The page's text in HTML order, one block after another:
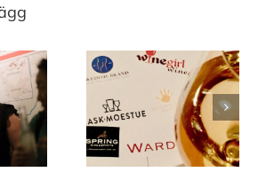
ni
ner i
Lördagens
seminarier